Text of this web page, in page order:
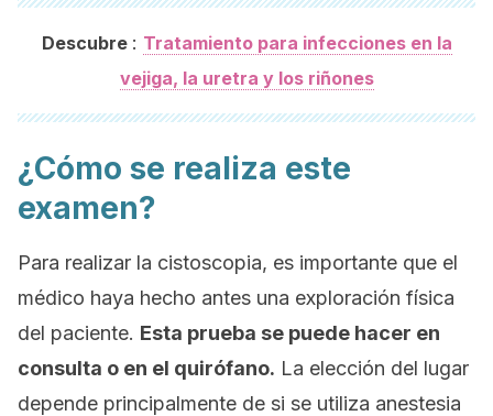
Descubre : Tratamiento para infecciones en la
vejiga, la uretra y los riñones
¿Cómo se realiza este
examen?
Para realizar la cistoscopia, es importante que el
médico haya hecho antes una exploración física
del paciente. Esta prueba se puede hacer en
consulta o en el quirófano. La elección del lugar
depende principalmente de si se utiliza anestesia